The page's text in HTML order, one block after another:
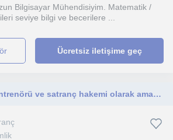
Bilgisayar Mühendisiyim. Matematik /
seviye bilgi ve becerilere ...
Ücretsiz iletişime geç
Satranç 1.kademe antrenörü ve satranç hakemi olarak amatör olarak satranç öğrenmek isteyen tüm öğrencilere ders verilir